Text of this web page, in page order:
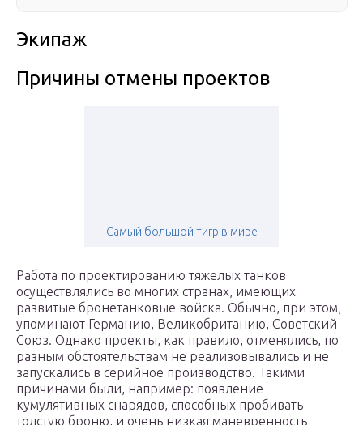
Экипаж
Причины отмены проектов
Самый большой тигр в мире
Работа по проектированию тяжелых танков
осуществлялись во многих странах, имеющих
развитые бронетанковые войска. Обычно, при этом,
упоминают Германию, Великобританию, Советский
Союз. Однако проекты, как правило, отменялись, по
разным обстоятельствам не реализовывались и не
запускались в серийное производство. Такими
причинами были, например: появление
кумулятивных снарядов, способных пробивать
толстую броню, и очень низкая маневренность